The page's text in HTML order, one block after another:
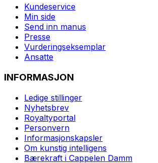
Kundeservice
Min side
Send inn manus
Presse
Vurderingseksemplar
Ansatte
INFORMASJON
Ledige stillinger
Nyhetsbrev
Royaltyportal
Personvern
Informasjonskapsler
Om kunstig intelligens
Bærekraft i Cappelen Damm